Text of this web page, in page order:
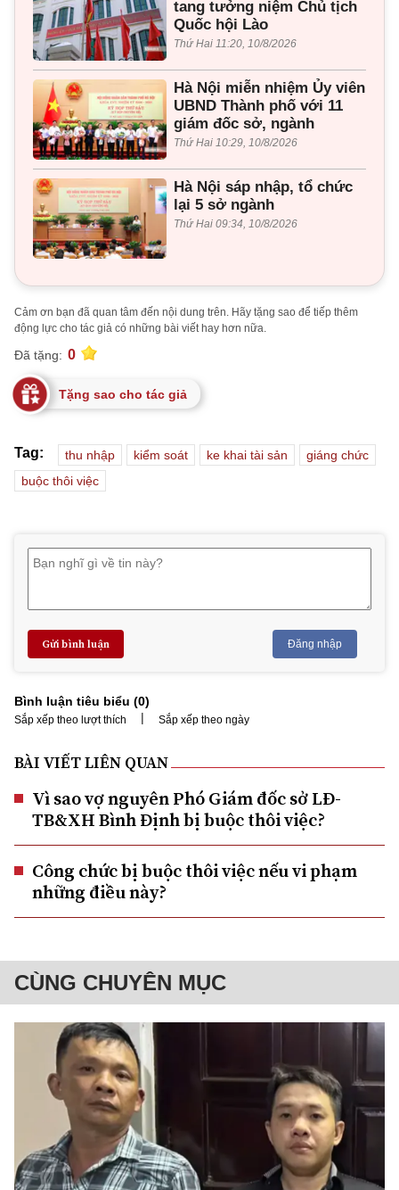
tang tưởng niệm Chủ tịch
Quốc hội Lào
Thứ Hai 11:20, 10/8/2026
Hà Nội miễn nhiệm Ủy viên
UBND Thành phố với 11
giám đốc sở, ngành
Thứ Hai 10:29, 10/8/2026
Hà Nội sáp nhập, tổ chức
lại 5 sở ngành
Thứ Hai 09:34, 10/8/2026
Cảm ơn bạn đã quan tâm đến nội dung trên. Hãy tặng sao để tiếp thêm
động lực cho tác giả có những bài viết hay hơn nữa.
Đã tặng: 0
Tặng sao cho tác giả
Tag: thu nhập kiểm soát ke khai tài sản
giáng chức
buộc thôi việc
Gửi bình luận Đăng nhập
Bình luận tiêu biểu (0)
Sắp xếp theo lượt thích | Sắp xếp theo ngày
BÀI VIẾT LIÊN QUAN
Vì sao vợ nguyên Phó Giám đốc sở LĐ-
TB&XH Bình Định bị buộc thôi việc?
Công chức bị buộc thôi việc nếu vi phạm
những điều này?
CÙNG CHUYÊN MỤC